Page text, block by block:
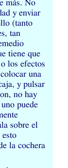
más. No
y enviar
(tanto
tan
tiene que
los efectos
una
y pulsar
no hay
puede
sobre el
esto
la cochera